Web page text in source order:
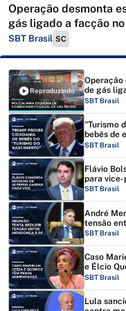
Operação desmonta
SBT Brasil SC
Reproduzindo
SBT Brasil
"Turismo
bebês de
SBT Brasil
Flávio
para
SBT Brasil
André
tensão
SBT Brasil
Caso
e Élcio
SBT Brasil
Lula